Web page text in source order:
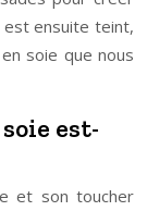
est ensuite teint,
soie que nous
est-
et son toucher